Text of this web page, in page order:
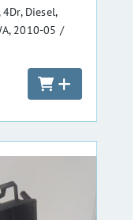
Diesel,
2010-05 /